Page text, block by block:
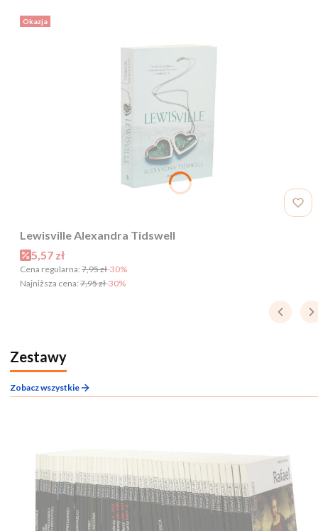
Okazja
Lewisville Alexandra Tidswell
Cena promocyjna
5,57 zł
Cena regularna: 7,95 zł-30%
Najniższa cena: 7,95 zł-30%
Zestawy
Zobacz wszystkie